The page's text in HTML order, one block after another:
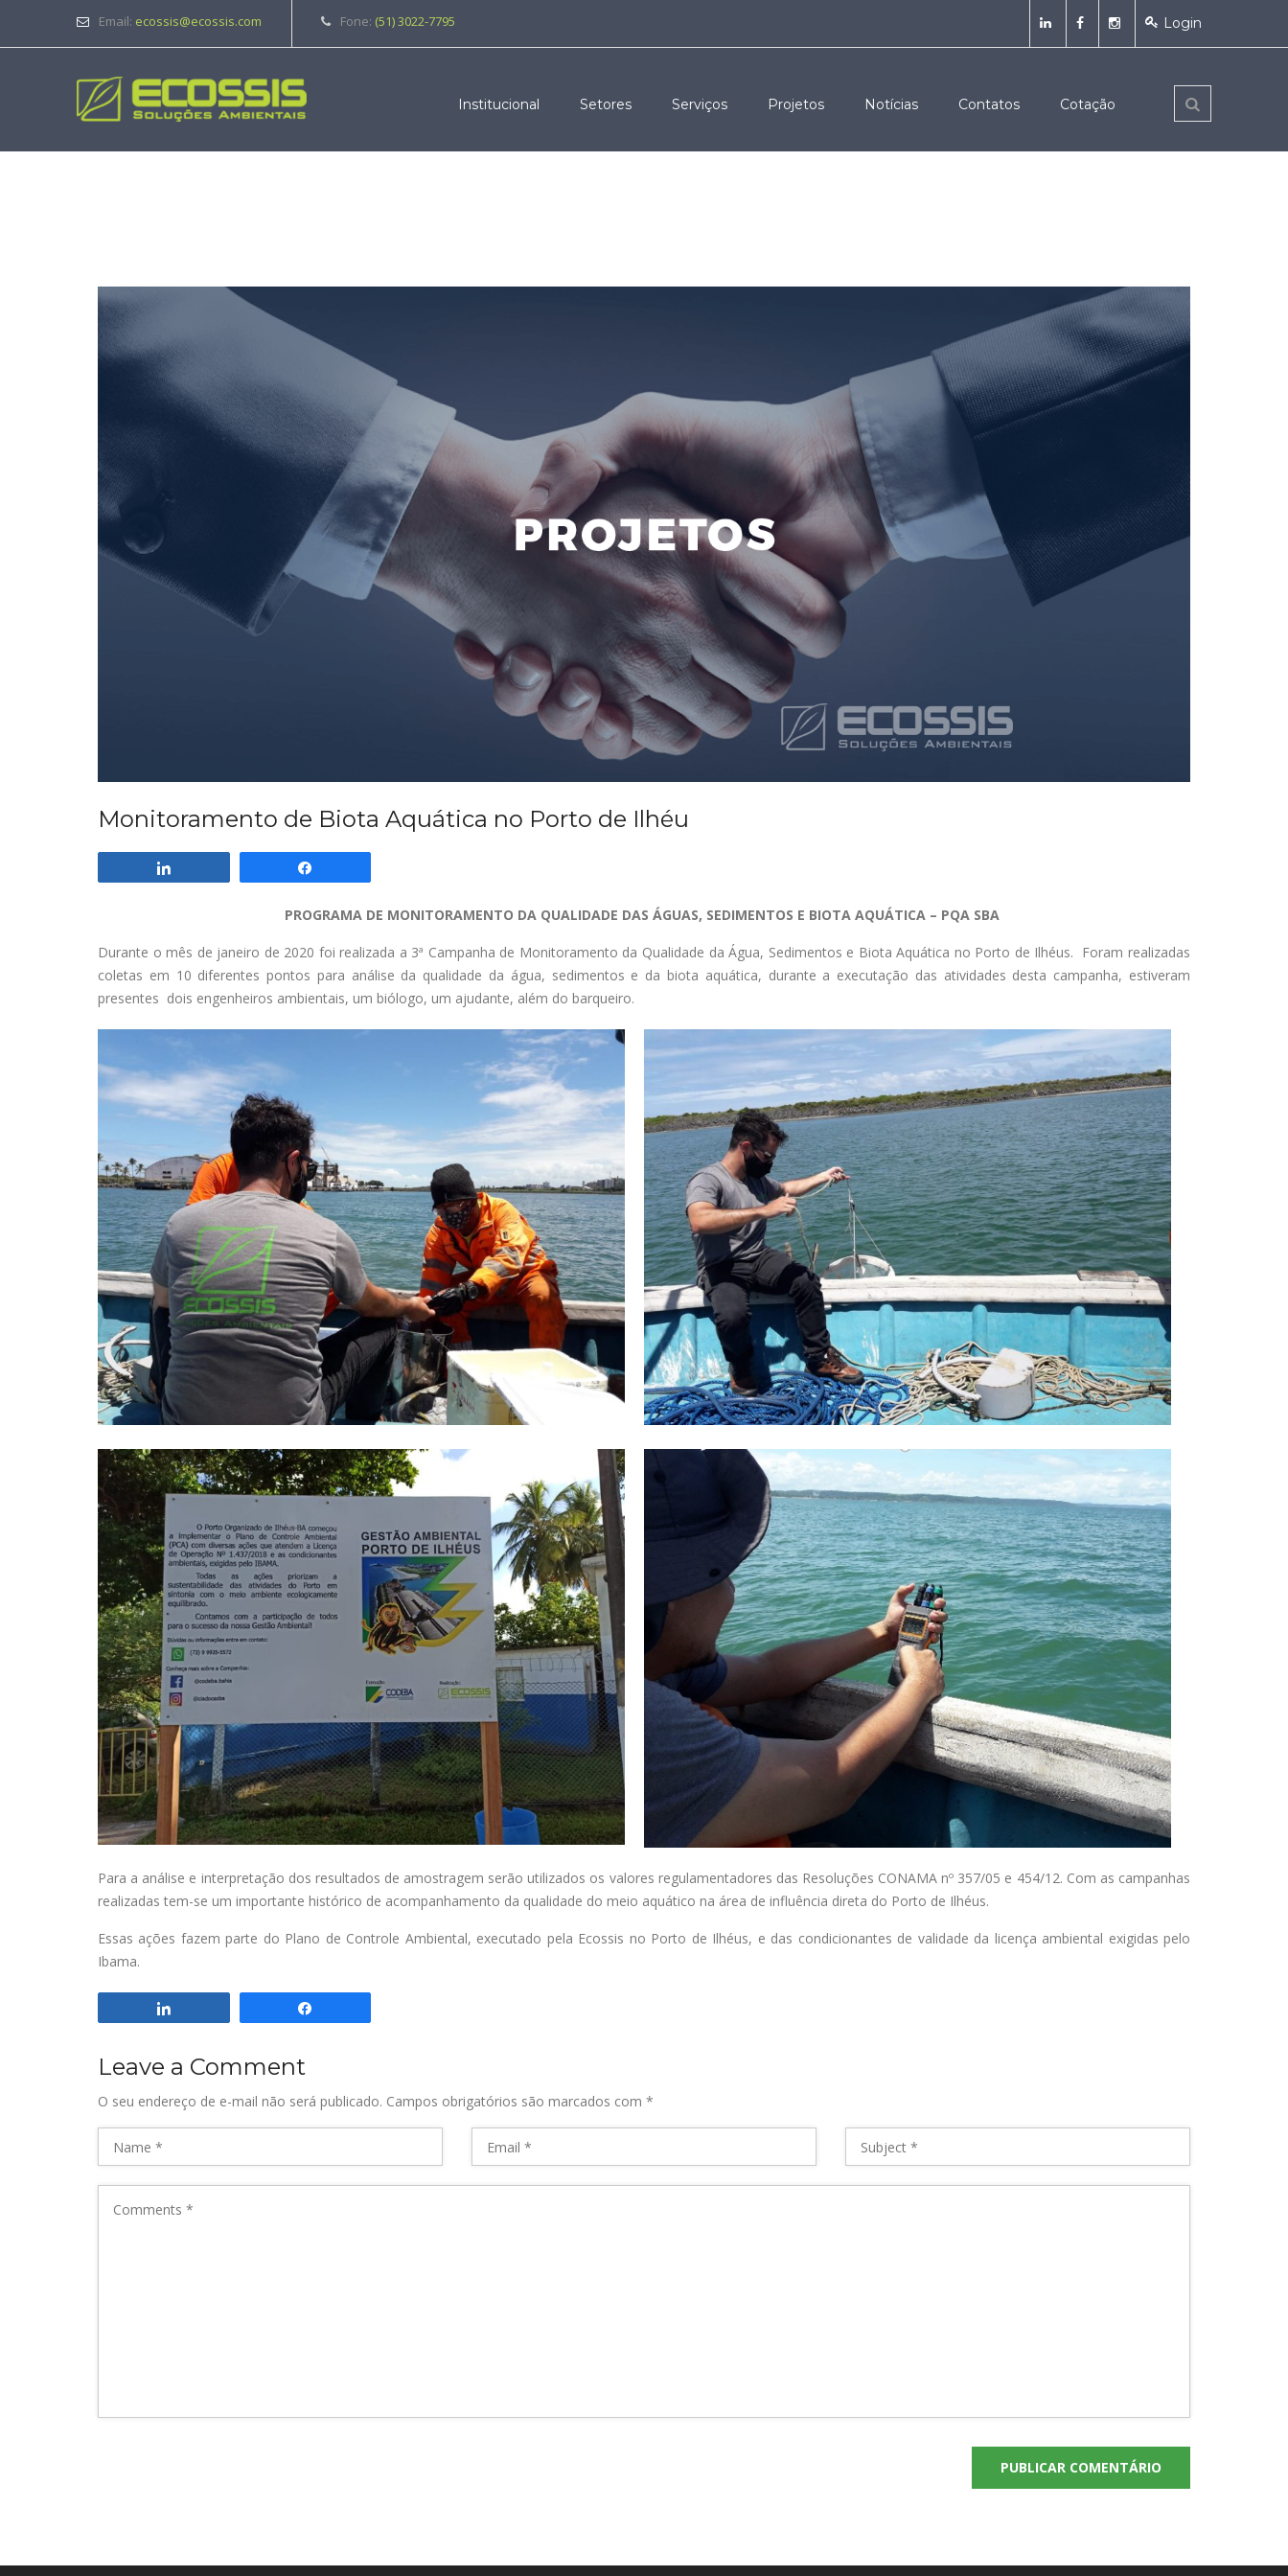
Email: ecossis@ecossis.com Fone: (51) 3022-7795 Login
Institucional Setores Serviços Projetos Notícias Contatos Cotação
Monitoramento de Biota Aquática no Porto de Ilhéu
PROGRAMA DE MONITORAMENTO DA QUALIDADE DAS ÁGUAS, SEDIMENTOS E BIOTA AQUÁTICA – PQA SBA
Durante o mês de janeiro de 2020 foi realizada a 3ª Campanha de Monitoramento da Qualidade da Água, Sedimentos e Biota Aquática no Porto de Ilhéus. Foram realizadas
coletas em 10 diferentes pontos para análise da qualidade da água, sedimentos e da biota aquática, durante a executação das atividades desta campanha, estiveram
presentes dois engenheiros ambientais, um biólogo, um ajudante, além do barqueiro.
Para a análise e interpretação dos resultados de amostragem serão utilizados os valores regulamentadores das Resoluções CONAMA nº 357/05 e 454/12. Com as campanhas
realizadas tem-se um importante histórico de acompanhamento da qualidade do meio aquático na área de influência direta do Porto de Ilhéus.
Essas ações fazem parte do Plano de Controle Ambiental, executado pela Ecossis no Porto de Ilhéus, e das condicionantes de validade da licença ambiental exigidas pelo
Ibama.
Leave a Comment
O seu endereço de e-mail não será publicado. Campos obrigatórios são marcados com *